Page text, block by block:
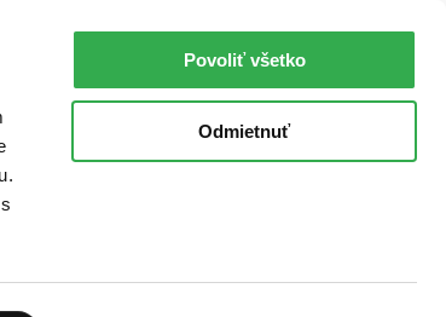
Povoliť všetko
Odmietnuť